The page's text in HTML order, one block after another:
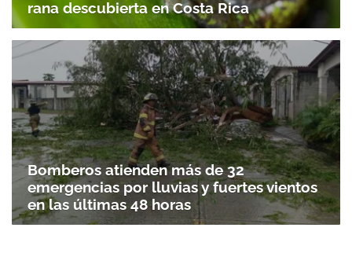
rana descubierta en Costa Rica
Bomberos atienden más de 32
emergencias por lluvias y fuertes vientos
en las últimas 48 horas